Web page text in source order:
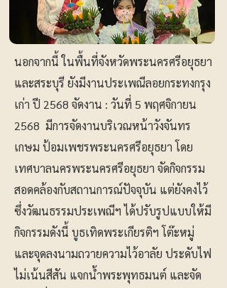
นอกจากนี้ ในพื้นที่จังหวัดพระนครศรีอยุธยา
และสระบุรี ยังมีงานประเพณีลอยกระทงกรุง
เก่า ปี 2568 จัดงาน : วันที่ 5 พฤศจิกายน
2568 มีการจัดงานบริเวณหน้าวังจันทร
เกษม ป้อมเพชรพระนครศรีอยุธยา โดย
เทศบาลนครพระนครศรีอยุธยา จัดกิจกรรม
สอดคล้องกับสถานการณ์ปัจจุบัน แต่ยังคงไว้
ซึ่งวัฒนธรรมประเพณีฯ ได้ปรับรูปแบบให้มี
กิจกรรมดังนี้ บูธเทิดพระเกียรติฯ โต๊ะหมู่
และจุดลงนามถวายความไว้อาลัย ประดับไฟ
ไม่เน้นสีสัน แจกน้ำพระพุทธมนต์ และจัด